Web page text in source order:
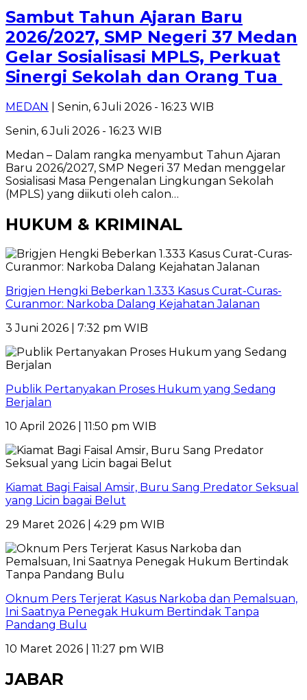
‎Sambut Tahun Ajaran Baru
2026/2027, SMP Negeri 37 Medan
Gelar Sosialisasi MPLS, Perkuat
Sinergi Sekolah dan Orang Tua ‎
MEDAN
| Senin, 6 Juli 2026 - 16:23 WIB
Senin, 6 Juli 2026 - 16:23 WIB
Medan – Dalam rangka menyambut Tahun Ajaran
Baru 2026/2027, SMP Negeri 37 Medan menggelar
Sosialisasi Masa Pengenalan Lingkungan Sekolah
(MPLS) yang diikuti oleh calon…
HUKUM & KRIMINAL
Brigjen Hengki Beberkan 1.333 Kasus Curat-Curas-
Curanmor: Narkoba Dalang Kejahatan Jalanan
3 Juni 2026 | 7:32 pm WIB
Publik Pertanyakan Proses Hukum yang Sedang
Berjalan
10 April 2026 | 11:50 pm WIB
Kiamat Bagi Faisal Amsir, Buru Sang Predator Seksual
yang Licin bagai Belut
29 Maret 2026 | 4:29 pm WIB
Oknum Pers Terjerat Kasus Narkoba dan Pemalsuan,
Ini Saatnya Penegak Hukum Bertindak Tanpa
Pandang Bulu
10 Maret 2026 | 11:27 pm WIB
JABAR